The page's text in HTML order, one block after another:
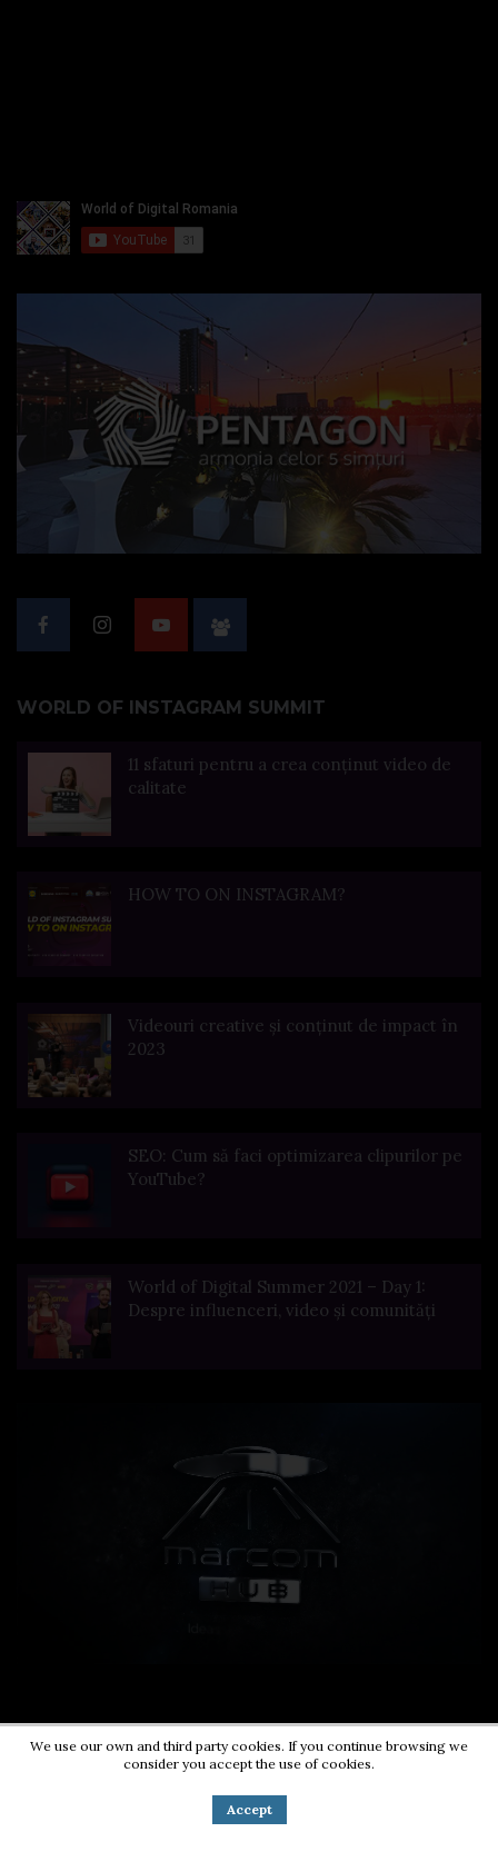
WORLD OF INSTAGRAM SUMMIT
11 sfaturi pentru a crea conținut video de
calitate
HOW TO ON INSTAGRAM?
Videouri creative și conținut de impact în
2023
SEO: Cum să faci optimizarea clipurilor pe
YouTube?
World of Digital Summer 2021 – Day 1:
Despre influenceri, video și comunități
Contact us:0724203670|pr@energycorner.ro
We use our own and third party cookies. If you continue browsing we
consider you accept the use of cookies.
Accept